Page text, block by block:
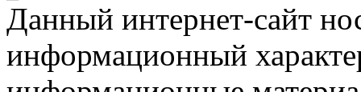
Данный интернет-сайт
информационный